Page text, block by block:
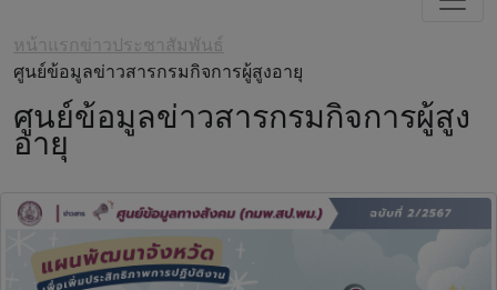
หน้าแรกข่าวประชาสัมพันธ์
ศูนย์ข้อมูลข่าวสารกรมกิจการผู้สูงอายุ
ศูนย์ข้อมูลข่าวสารกรมกิจการผู้สูง
อายุ